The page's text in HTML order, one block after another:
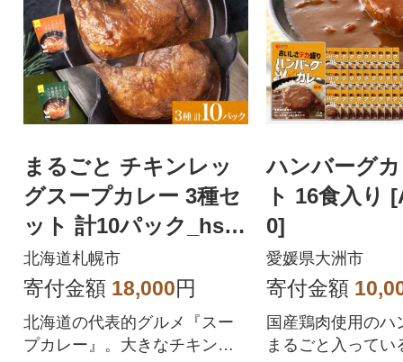
まるごと チキンレッ
グスープカレー 3種セ
ット 計10パック_hs29
9-031
北海道札幌市
寄付金額 18,000円
北海道の代表的グルメ『スー
プカレー』。大きなチキンレ
ハンバーグ
ト 16食入り
0]
愛媛県大洲市
寄付金額
国産鶏肉使用のハ
まるごと入ってい